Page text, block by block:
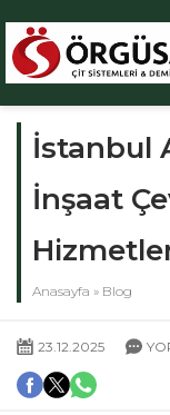
İstanbul
İnşaat
Anasayfa » Blog
23.12.2025